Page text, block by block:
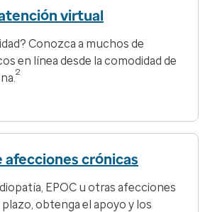
virtual
Conozca a muchos de
en línea desde la comodidad de
2
afecciones crónicas
EPOC u otras afecciones
plazo, obtenga el apoyo y los